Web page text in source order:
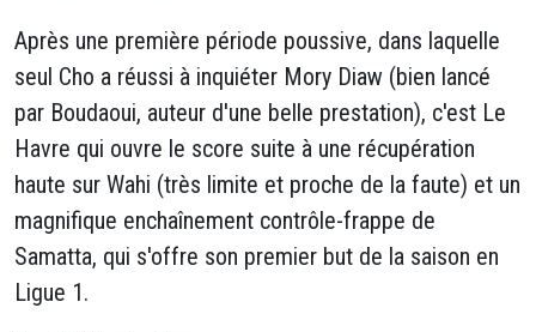
Après une première période poussive, dans laquelle
seul Cho a réussi à inquiéter Mory Diaw (bien lancé
par Boudaoui, auteur d'une belle prestation), c'est Le
Havre qui ouvre le score suite à une récupération
haute sur Wahi (très limite et proche de la faute) et un
magnifique enchaînement contrôle-frappe de
Samatta, qui s'offre son premier but de la saison en
Ligue 1.